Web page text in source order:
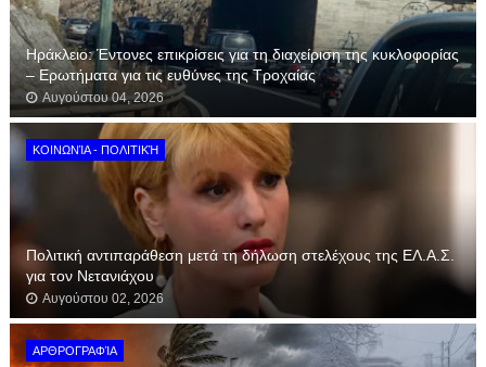
Ηράκλειο: Έντονες επικρίσεις για τη διαχείριση της κυκλοφορίας
– Ερωτήματα για τις ευθύνες της Τροχαίας
Αυγούστου 04, 2026
ΚΟΙΝΩΝΊΑ - ΠΟΛΙΤΙΚΉ
Πολιτική αντιπαράθεση μετά τη δήλωση στελέχους της ΕΛ.Α.Σ.
για τον Νετανιάχου
Αυγούστου 02, 2026
ΑΡΘΡΟΓΡΑΦΊΑ